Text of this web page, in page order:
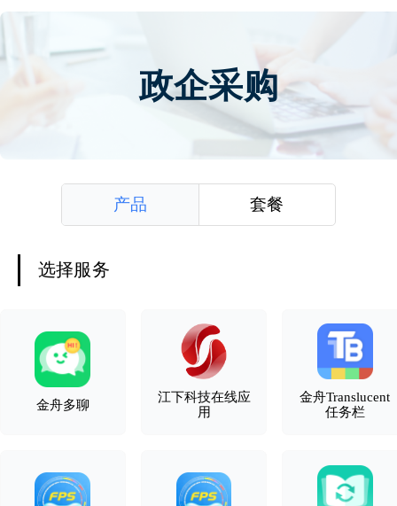
政企采购
产品 套餐
选择服务
金舟多聊
江下科技在线应
用
金舟Translucent
任务栏